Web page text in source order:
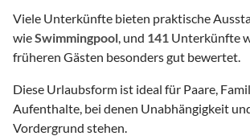
Viele Unterkünfte bieten praktische
wieSwimmingpool, und 141 Unterkünfte
früheren Gästen besonders gut bewertet.
Diese Urlaubsform ist ideal für Paare,
Aufenthalte, bei denen Unabhängigkeit
Vordergrund stehen.